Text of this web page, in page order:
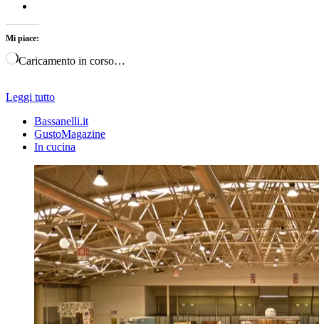
Mi piace:
Caricamento in corso…
Leggi tutto
Bassanelli.it
GustoMagazine
In cucina